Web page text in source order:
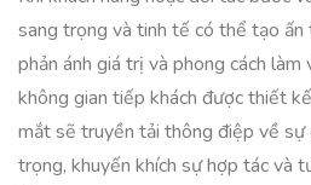
sang trọng và tinh tế có thể tạo ấn
phản ánh giá trị và phong cách
không gian tiếp khách được thiết
mắt sẽ truyền tải thông điệp về sự
trọng, khuyến khích sự hợp tác và